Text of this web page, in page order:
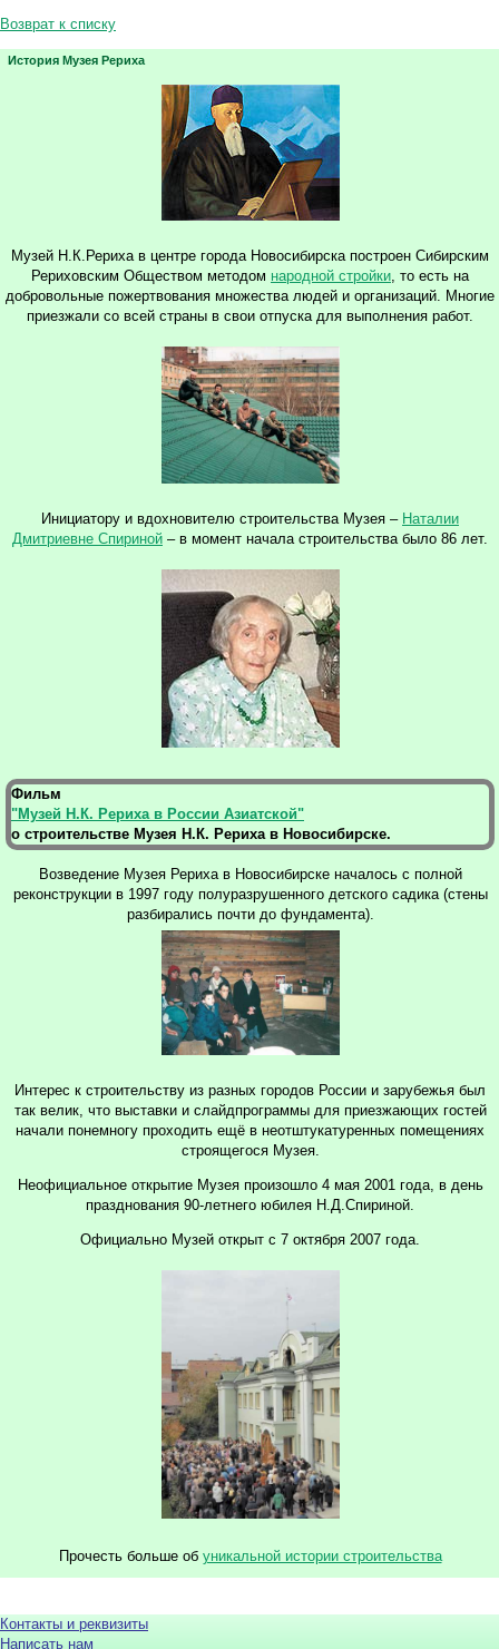
Возврат к списку
История Музея Рериха
Музей Н.К.Рериха в центре города Новосибирска построен Сибирским
Рериховским Обществом методом народной стройки , то есть на
добровольные пожертвования множества людей и организаций. Многие
приезжали со всей страны в свои отпуска для выполнения работ.
Инициатору и вдохновителю строительства Музея – Наталии
Дмитриевне Спириной – в момент начала строительства было 86 лет.
Фильм
"Музей Н.К. Рериха в России Азиатской"
о строительстве Музея Н.К. Рериха в Новосибирске.
Возведение Музея Рериха в Новосибирске началось с полной
реконструкции в 1997 году полуразрушенного детского садика (стены
разбирались почти до фундамента).
Интерес к строительству из разных городов России и зарубежья был
так велик, что выставки и слайдпрограммы для приезжающих гостей
начали понемногу проходить ещё в неотштукатуренных помещениях
строящегося Музея.
Неофициальное открытие Музея произошло 4 мая 2001 года, в день
празднования 90-летнего юбилея Н.Д.Спириной.
Официально Музей открыт с 7 октября 2007 года.
Прочесть больше об уникальной истории строительства
Контакты и реквизиты
Написать нам